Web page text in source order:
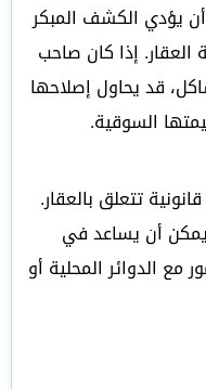
يؤدي الكشف المبكر
العقار. إذا كان صاحب
قد يحاول إصلاحها
السوقية.
تتعلق بالعقار.
أن يساعد في
الدوائر المحلية أو